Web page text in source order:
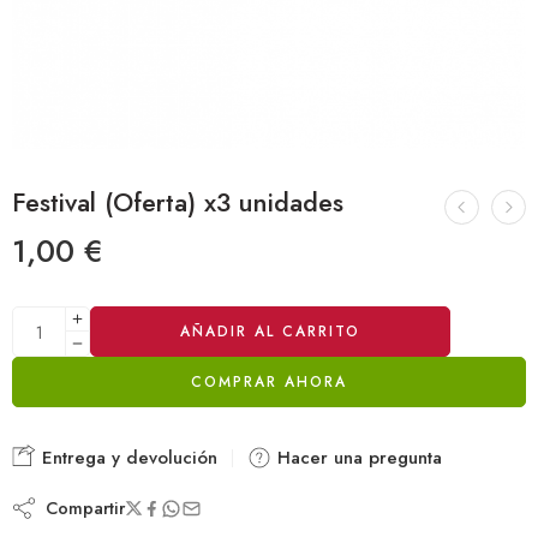
Festival (Oferta) x3 unidades
1,00 €
AÑADIR AL CARRITO
COMPRAR AHORA
Alternative:
Entrega y devolución Hacer una pregunta
Compartir